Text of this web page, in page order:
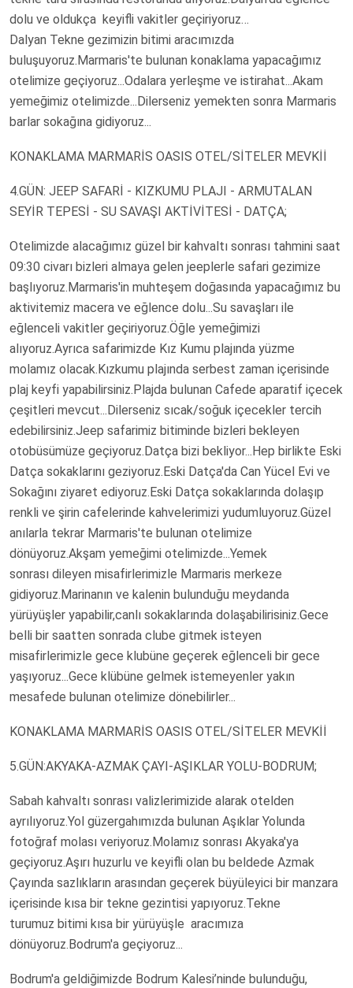
dolu ve oldukça keyifli vakitler geçiriyoruz…
Dalyan Tekne gezimizin bitimi aracımızda
buluşuyoruz.Marmaris'te bulunan konaklama yapacağımız
otelimize geçiyoruz...Odalara yerleşme ve istirahat...Akam
yemeğimiz otelimizde...Dilerseniz yemekten sonra Marmaris
barlar sokağına gidiyoruz...
KONAKLAMA MARMARİS OASIS OTEL/SİTELER MEVKİİ
4.GÜN: JEEP SAFARİ - KIZKUMU PLAJI - ARMUTALAN
SEYİR TEPESİ - SU SAVAŞI AKTİVİTESİ - DATÇA;
Otelimizde alacağımız güzel bir kahvaltı sonrası tahmini saat
09:30 civarı bizleri almaya gelen jeeplerle safari gezimize
başlıyoruz.Marmaris'in muhteşem doğasında yapacağımız bu
aktivitemiz macera ve eğlence dolu...Su savaşları ile
eğlenceli vakitler geçiriyoruz.Öğle yemeğimizi
alıyoruz.Ayrıca safarimizde Kız Kumu plajında yüzme
molamız olacak.Kızkumu plajında serbest zaman içerisinde
plaj keyfi yapabilirsiniz.Plajda bulunan Cafede aparatif içecek
çeşitleri mevcut...Dilerseniz sıcak/soğuk içecekler tercih
edebilirsiniz.Jeep safarimiz bitiminde bizleri bekleyen
otobüsümüze geçiyoruz.Datça bizi bekliyor...Hep birlikte Eski
Datça sokaklarını geziyoruz.Eski Datça'da Can Yücel Evi ve
Sokağını ziyaret ediyoruz.Eski Datça sokaklarında dolaşıp
renkli ve şirin cafelerinde kahvelerimizi yudumluyoruz.Güzel
anılarla tekrar Marmaris'te bulunan otelimize
dönüyoruz.Akşam yemeğimi otelimizde...Yemek
sonrası dileyen misafirlerimizle Marmaris merkeze
gidiyoruz.Marinanın ve kalenin bulunduğu meydanda
yürüyüşler yapabilir,canlı sokaklarında dolaşabilirisiniz.Gece
belli bir saatten sonrada clube gitmek isteyen
misafirlerimizle gece klubüne geçerek eğlenceli bir gece
yaşıyoruz...Gece klübüne gelmek istemeyenler yakın
mesafede bulunan otelimize dönebilirler...
KONAKLAMA MARMARİS OASIS OTEL/SİTELER MEVKİİ
5.GÜN:AKYAKA-AZMAK ÇAYI-AŞIKLAR YOLU-BODRUM;
Sabah kahvaltı sonrası valizlerimizide alarak otelden
ayrılıyoruz.Yol güzergahımızda bulunan Aşıklar Yolunda
fotoğraf molası veriyoruz.Molamız sonrası Akyaka'ya
geçiyoruz.Aşırı huzurlu ve keyifli olan bu beldede Azmak
Çayında sazlıkların arasından geçerek büyüleyici bir manzara
içerisinde kısa bir tekne gezintisi yapıyoruz.Tekne
turumuz bitimi kısa bir yürüyüşle aracımıza
dönüyoruz.Bodrum'a geçiyoruz...
Bodrum'a geldiğimizde Bodrum Kalesi’ninde bulunduğu,